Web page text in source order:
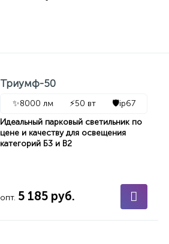
Триумф-50
✨8000 лм ⚡50 вт 🛡️ip67
Идеальный парковый светильник по
цене и качеству для освещения
категорий Б3 и В2
опт. 5 185 руб.